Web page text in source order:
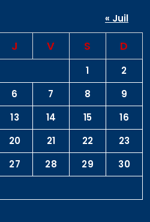
J V S D
1
2
6 7 8
9
13 14 15
16
20 21 22
23
27 28 29
30
« Juil